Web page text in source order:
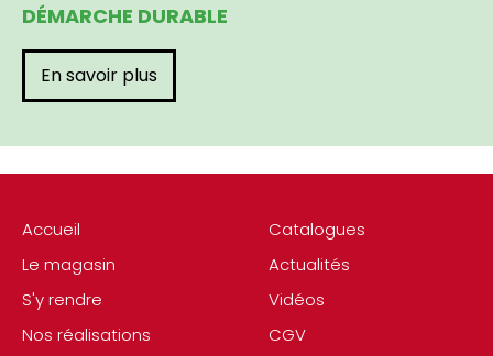
Accueil
Le magasin
S'y rendre
Nos réalisations
Catalogues
Actualités
Vidéos
CGV
DÉMARCHE DURABLE
En savoir plus